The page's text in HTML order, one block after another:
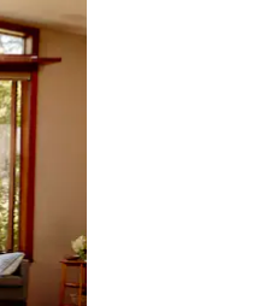
oder Wischgesten.